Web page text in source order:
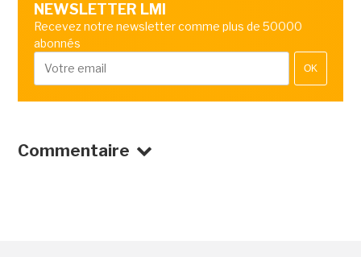
NEWSLETTER LMI
Recevez notre newsletter comme plus de 50000
abonnés
OK
Commentaire